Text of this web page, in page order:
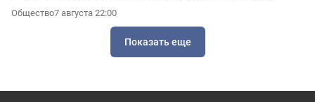
Общество7 августа 22:00
Показать еще